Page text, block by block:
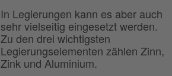
In Legierungen kann es aber auch
sehr vielseitig eingesetzt werden.
Zu den drei wichtigsten
Legierungselementen zählen Zinn,
Zink und Aluminium.